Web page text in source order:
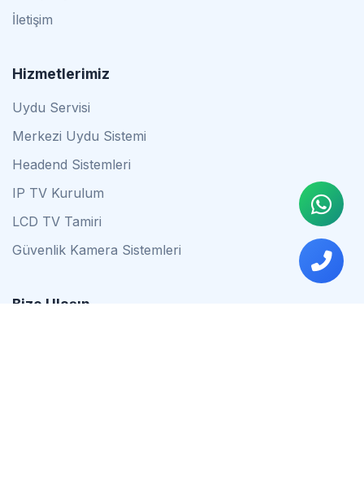
İletişim
Hizmetlerimiz
Uydu Servisi
Merkezi Uydu Sistemi
Headend Sistemleri
IP TV Kurulum
LCD TV Tamiri
Güvenlik Kamera Sistemleri
Bize Ulaşın